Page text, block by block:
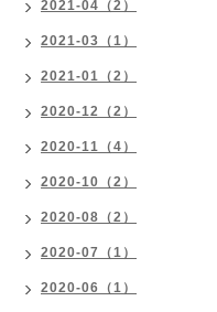
2021-04（2）
2021-03（1）
2021-01（2）
2020-12（2）
2020-11（4）
2020-10（2）
2020-08（2）
2020-07（1）
2020-06（1）